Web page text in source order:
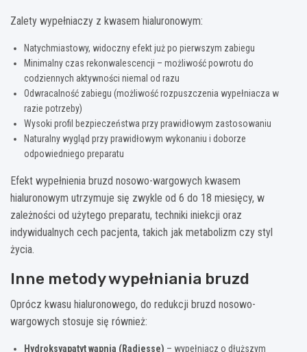
Zalety wypełniaczy z kwasem hialuronowym:
Natychmiastowy, widoczny efekt już po pierwszym zabiegu
Minimalny czas rekonwalescencji – możliwość powrotu do
codziennych aktywności niemal od razu
Odwracalność zabiegu (możliwość rozpuszczenia wypełniacza w
razie potrzeby)
Wysoki profil bezpieczeństwa przy prawidłowym zastosowaniu
Naturalny wygląd przy prawidłowym wykonaniu i doborze
odpowiedniego preparatu
Efekt wypełnienia bruzd nosowo-wargowych kwasem
hialuronowym utrzymuje się zwykle od 6 do 18 miesięcy, w
zależności od użytego preparatu, techniki iniekcji oraz
indywidualnych cech pacjenta, takich jak metabolizm czy styl
życia.
Inne metody wypełniania bruzd
Oprócz kwasu hialuronowego, do redukcji bruzd nosowo-
wargowych stosuje się również:
Hydroksyapatyt wapnia (Radiesse) – wypełniacz o dłuższym